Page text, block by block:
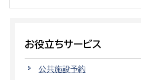
お役立ちサービス
公共施設予約